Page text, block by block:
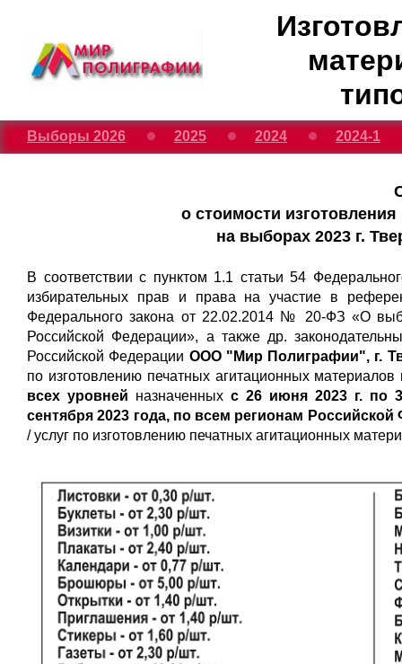
Выборы 2026 2025 2024 2024-1
о стоимости
на выборах 2023 г.
В соответствии с пунктом 1.1 статьи 54
избирательных прав и права на участие в
Федерального закона от 22.02.2014 № 20-ФЗ «О
Российской Федерации», а также др.
Российской Федерации ООО "Мир Полиграфии", г.
по изготовлению печатных агитационных
всех уровней назначенныхс 26 июня 2023 г. по
сентября 2023 года, по всем регионам
/ услуг по изготовлению печатных агитационных